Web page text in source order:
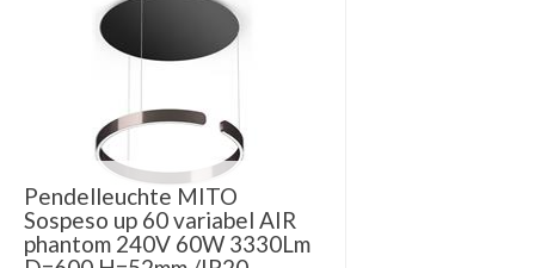
Pendelleuchte MITO
Sospeso up 60 variabel AIR
phantom 240V 60W 3330Lm